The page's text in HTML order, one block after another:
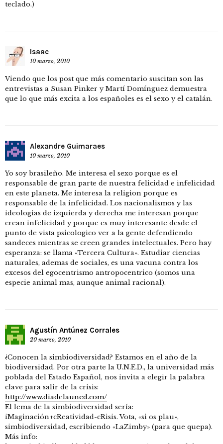
teclado.)
Isaac
10 marzo, 2010
Viendo que los post que más comentario suscitan son las
entrevistas a Susan Pinker y Martí Domínguez demuestra
que lo que más excita a los españoles es el sexo y el catalán.
Alexandre Guimaraes
10 marzo, 2010
Yo soy brasileño. Me interesa el sexo porque es el
responsable de gran parte de nuestra felicidad e infelicidad
en este planeta. Me interesa la religion porque es
responsable de la infelicidad. Los nacionalismos y las
ideologias de izquierda y derecha me interesan porque
crean infelicidad y porque es muy interesante desde el
punto de vista psicologico ver a la gente defendiendo
sandeces mientras se creen grandes intelectuales. Pero hay
esperanza: se llama «Tercera Cultura». Estudiar ciencias
naturales, ademas de sociales, es una vacuna contra los
excesos del egocentrismo antropocentrico (somos una
especie animal mas, aunque animal racional).
Agustín Antúnez Corrales
20 marzo, 2010
¿Conocen la simbiodiversidad? Estamos en el año de la
biodiversidad. Por otra parte la U.N.E.D., la universidad más
poblada del Estado Español, nos invita a elegir la palabra
clave para salir de la crisis:
http://www.diadelauned.com/
El lema de la simbiodiversidad sería:
iMaginación+cReatividad-cRisis. Vota, «si os plau»,
simbiodiversidad, escribiendo «LaZimby» (para que quepa).
Más info: